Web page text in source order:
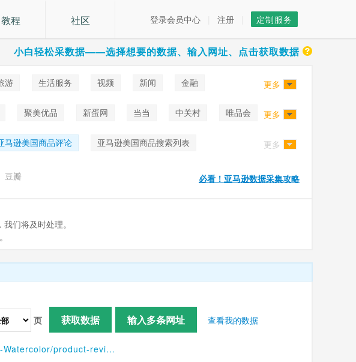
教程 社区 登录会员中心 注册 定制服务
小白轻松采数据——选择想要的数据、输入网址、点击获取数据
游 生活服务 视频 新闻
金融
更多
聚美优品 新蛋网 当当 中关村
唯品会
更多
马逊美国商品评论 亚马逊美国商品搜索列表 更多
豆瓣 必看！亚马逊数据采集攻略
们将及时处理。
页 获取数据 输入多条网址 查看我的数据
https://www.amazon.com/Artify-Carrying-Palette-Acrylic-Watercolor/product-reviews/B01A0VL1O2/ref=cm_cr_dp_d_acr_sr?ie=UTF8&reviewerType=all_reviews